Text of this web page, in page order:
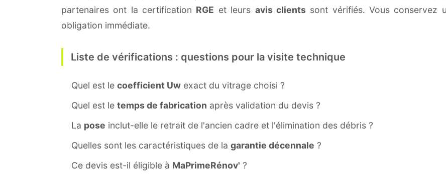
partenaires ont la certification RGE et leurs avis clientssont vérifiés. Vous conservez
obligation immédiate.
Liste de vérifications : questions pour la visite technique
Quel est le coefficient Uw exact du vitrage choisi ?
Quel est le temps de fabrication après validation du devis ?
La pose inclut-elle le retrait de l'ancien cadre et l'élimination des débris ?
Quelles sont les caractéristiques de la garantie décennale ?
Ce devis est-il éligible à MaPrimeRénov' ?